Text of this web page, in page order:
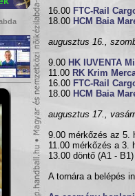
16.00 FTC-Rail
18.00 HCM Baia
augusztus 16.,
9.00 HK IUVENTA
11.00 RK Krim
16.00 FTC-Rail
18.00 HCM Baia
augusztus 17.,
9.00 mérkőzés az 5.
11.00 mérkőzés a 3.
13.00 döntő (A1 - B1)
A tornára a belépés